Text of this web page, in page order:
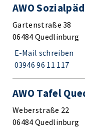
AWO
Gartenstraße 38
06484 Quedlinburg
E-Mail schreiben
03946 96 11 117
AWO Tafel
Weberstraße 22
06484 Quedlinburg